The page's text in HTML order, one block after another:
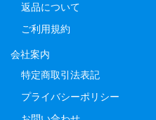
返品について
ご利用規約
会社案内
特定商取引法表記
プライバシーポリシー